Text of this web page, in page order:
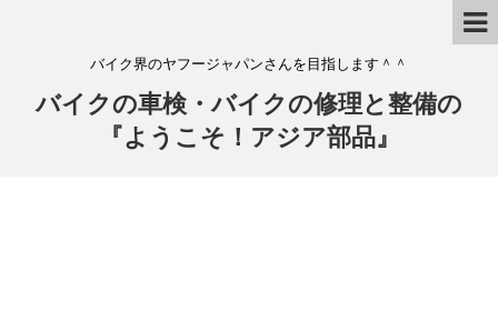
バイク界のヤフージャパンさんを目指します＾＾
バイクの車検・バイクの修理と整備の
『ようこそ！アジア部品』